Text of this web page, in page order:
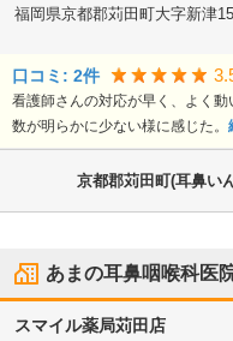
福岡県京都郡苅田町大字新津
口コミ: 2件
看護師さんの対応が早く、よく
数が明らかに少ない様に感じた。
京都郡苅田町(耳鼻い
あまの耳鼻咽喉科医
スマイル薬局苅田店